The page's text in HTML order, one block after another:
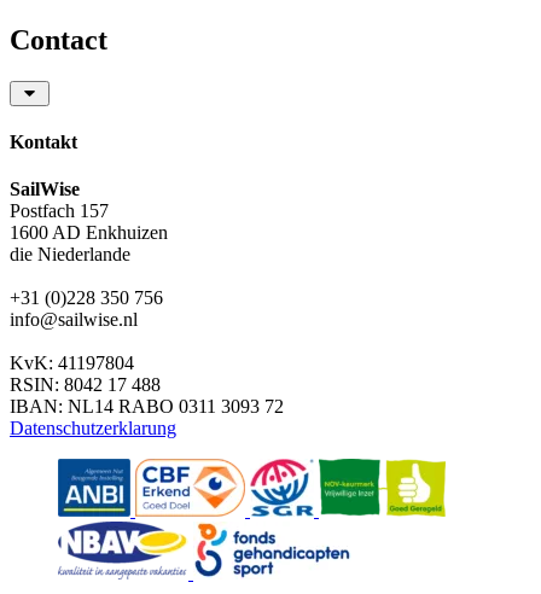
Contact
Kontakt
SailWise
Postfach 157
1600 AD Enkhuizen
die Niederlande
+31 (0)228 350 756
info@sailwise.nl
KvK: 41197804
RSIN: 8042 17 488
IBAN: NL14 RABO 0311 3093 72
Datenschutzerklarung